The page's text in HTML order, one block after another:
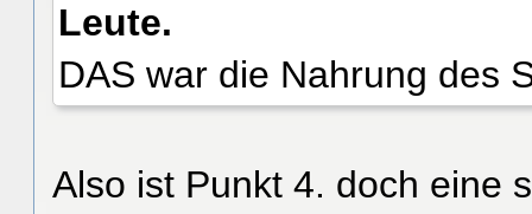
Leute.
DAS war die Nahrung des
Also ist Punkt 4. doch eine